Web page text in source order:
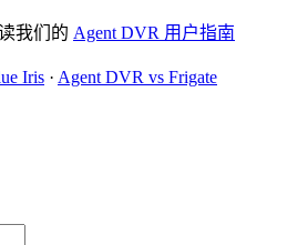
我们的 Agent DVR 用户指南
Iris · Agent DVR vs Frigate